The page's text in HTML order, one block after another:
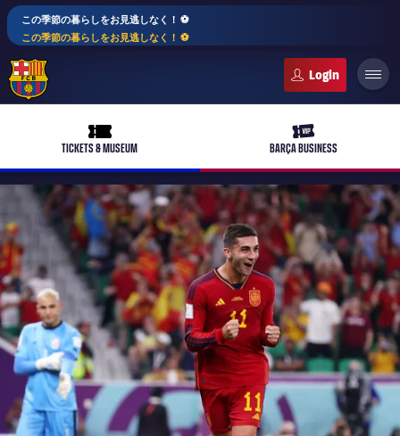
この季節の暮らしをお見逃しなく！ ⚽️
この季節の暮らしをお見逃しなく！ ⚽️
ticket-full
TICKETS & MUSEUM
ticket-vip
BARÇA BUSINESS
plusicon
label.aria.plus
バルサアカデミー
plusicon
label.aria.plus
10年毎
PLUSICON
LABEL.ARIA.PLUS
トップチーム
女子サッカー
plusicon
label.aria.plus
スケジュール
チケット
バルサAtlètic
plusicon
label.aria.plus
スケジュール